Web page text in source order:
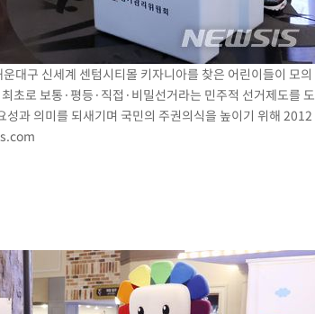
대구 신세계 센텀시티몰 키자니아를 찾은 어린이들이 모의
초로 보통·평등·직접·비밀선거라는 민주적 선거제도를 도
과 의미를 되새기며 국민의 주권의식을 높이기 위해 2012